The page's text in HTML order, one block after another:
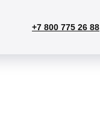
+7 800 775 26 88